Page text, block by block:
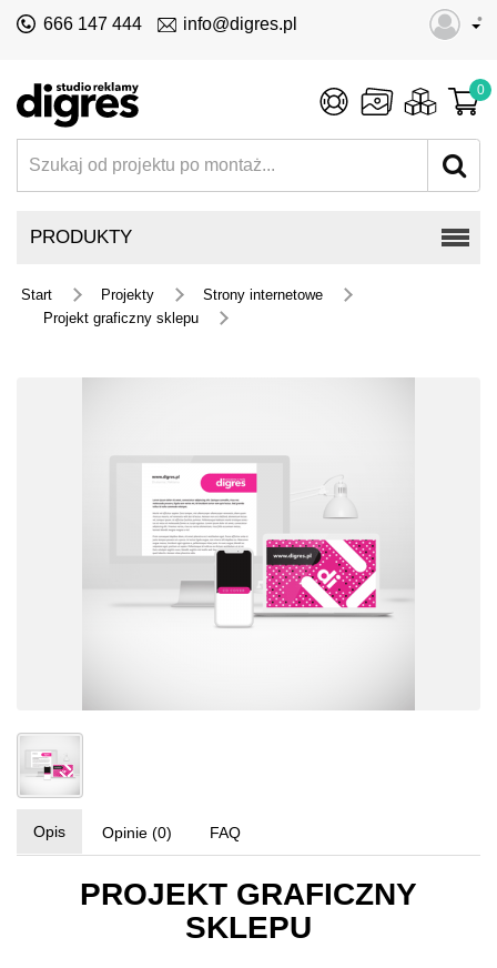
•
666 147 444 info@digres.pl
0
PRODUKTY
Start Projekty
Strony internetowe
Projekt graficzny sklepu
Opis Opinie (0) FAQ
PROJEKT GRAFICZNY
SKLEPU